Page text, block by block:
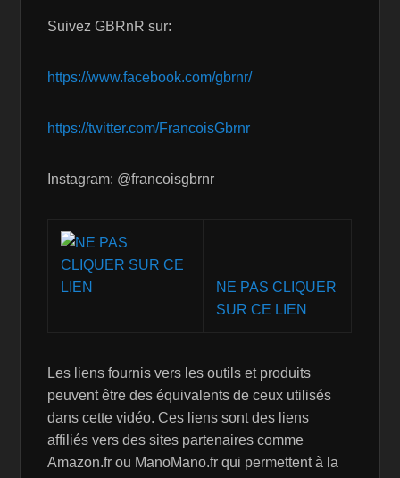
Suivez GBRnR sur:
https://www.facebook.com/gbrnr/
https://twitter.com/FrancoisGbrnr
Instagram: @francoisgbrnr
NE PAS CLIQUER
SUR CE LIEN
Les liens fournis vers les outils et produits
peuvent être des équivalents de ceux utilisés
dans cette vidéo. Ces liens sont des liens
affiliés vers des sites partenaires comme
Amazon.fr ou ManoMano.fr qui permettent à la